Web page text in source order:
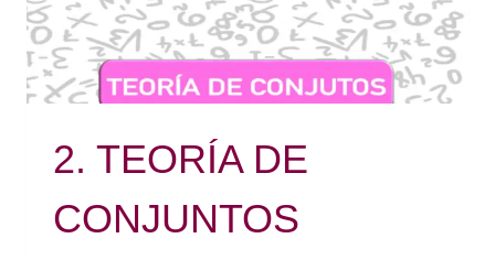
2. TEORÍA DE
CONJUNTOS